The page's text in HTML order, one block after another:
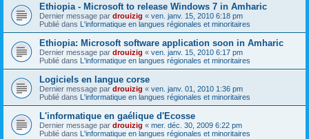
Ethiopia - Microsoft to release Windows 7 in Amharic
Dernier message par drouizig « ven. janv. 15, 2010 6:18 pm
Publié dans L'informatique en langues régionales et minoritaires
Ethiopia: Microsoft software application soon in Amharic
Dernier message par drouizig « ven. janv. 15, 2010 6:17 pm
Publié dans L'informatique en langues régionales et minoritaires
Logiciels en langue corse
Dernier message par drouizig « ven. janv. 01, 2010 1:36 pm
Publié dans L'informatique en langues régionales et minoritaires
L'informatique en gaélique d'Ecosse
Dernier message par drouizig « mer. déc. 30, 2009 6:22 pm
Publié dans L'informatique en langues régionales et minoritaires